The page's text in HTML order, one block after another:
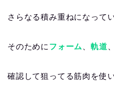
さらなる積み重ねになって
そのために フォーム 、軌道
確認して狙ってる筋肉を使